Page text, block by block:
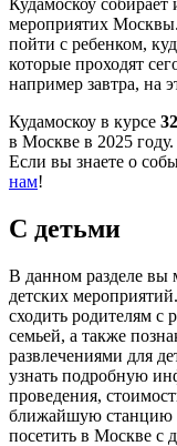
мероприятих
пойти с ребенком,
которые проходят
например завтра, на
Кудамоскоу в курсе
в Москве в 2025 году.
Если вы знаете о
нам!
С детьми
В данном разделе вы
детских
сходить родителям с
семьей, а также
развлечениями для
узнать подробную
проведения,
ближайшую станцию
посетить в Москве с